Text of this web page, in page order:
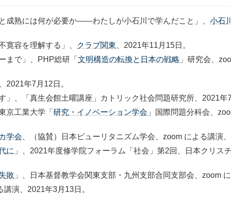
成熟には何が必要か――わたしが小石川で学んだこと」、 小石
容を理解する」、
クラブ関東 、2021年11月15日。
まで」、PHP総研「 文明構造の転換と日本の戦略 」研究会、
、2021年7月12日。
」、「真生会館土曜講座」カトリック社会問題研究所、2021年7
京工業大学「 研究・イノベーション学会 」国際問題分科会、
学会 、（協賛）日本ピューリタニズム学会、zoom による講演
に 」、2021年度修学院フォーラム「社会」第2回、日本クリス
敗 」、日本基督教学会関東支部・九州支部合同支部会、zoom
演、2021年3月13日。